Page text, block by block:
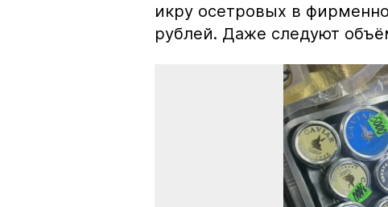
икру осетровых в
рублей. Даже следуют